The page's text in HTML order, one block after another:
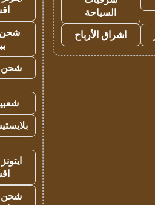
السياحة
اشراق الأرباح
شحن
شحن